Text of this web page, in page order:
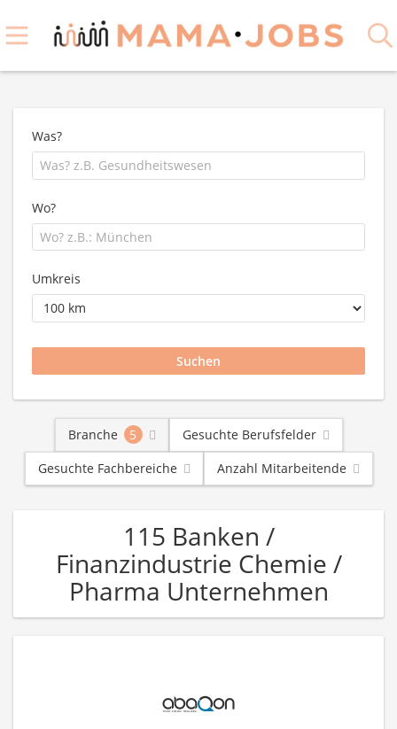
Was?
Wo?
Umkreis
Branche 5
Gesuchte Berufsfelder
Gesuchte Fachbereiche
Anzahl Mitarbeitende
115 Banken /
Finanzindustrie Chemie /
Pharma Unternehmen